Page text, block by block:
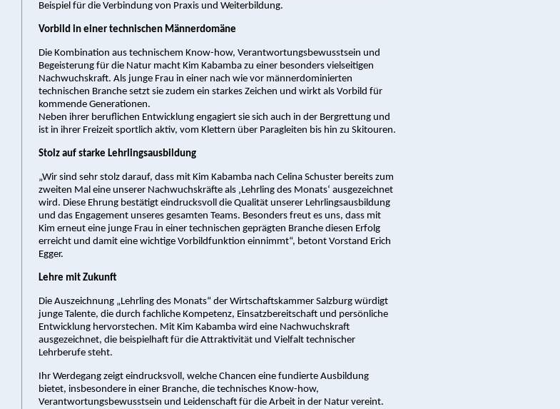
Beispiel für die Verbindung von Praxis und Weiterbildung.
Vorbild in einer technischen Männerdomäne
Die Kombination aus technischem Know-how, Verantwortungsbewusstsein und
Begeisterung für die Natur macht Kim Kabamba zu einer besonders vielseitigen
Nachwuchskraft. Als junge Frau in einer nach wie vor männerdominierten
technischen Branche setzt sie zudem ein starkes Zeichen und wirkt als Vorbild für
kommende Generationen.
Neben ihrer beruflichen Entwicklung engagiert sie sich auch in der Bergrettung und
ist in ihrer Freizeit sportlich aktiv, vom Klettern über Paragleiten bis hin zu Skitouren.
Stolz auf starke Lehrlingsausbildung
„Wir sind sehr stolz darauf, dass mit Kim Kabamba nach Celina Schuster bereits zum
zweiten Mal eine unserer Nachwuchskräfte als ‚Lehrling des Monats‘ ausgezeichnet
wird. Diese Ehrung bestätigt eindrucksvoll die Qualität unserer Lehrlingsausbildung
und das Engagement unseres gesamten Teams. Besonders freut es uns, dass mit
Kim erneut eine junge Frau in einer technischen geprägten Branche diesen Erfolg
erreicht und damit eine wichtige Vorbildfunktion einnimmt“, betont Vorstand Erich
Egger.
Lehre mit Zukunft
Die Auszeichnung „Lehrling des Monats“ der Wirtschaftskammer Salzburg würdigt
junge Talente, die durch fachliche Kompetenz, Einsatzbereitschaft und persönliche
Entwicklung hervorstechen. Mit Kim Kabamba wird eine Nachwuchskraft
ausgezeichnet, die beispielhaft für die Attraktivität und Vielfalt technischer
Lehrberufe steht.
Ihr Werdegang zeigt eindrucksvoll, welche Chancen eine fundierte Ausbildung
bietet, insbesondere in einer Branche, die technisches Know-how,
Verantwortungsbewusstsein und Leidenschaft für die Arbeit in der Natur vereint.